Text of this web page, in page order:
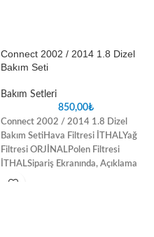
Connect 2002 / 2014 1.8 Dizel
Bakım Seti
Bakım Setleri
850,00₺
Connect 2002 / 2014 1.8 Dizel
Bakım SetiHava Filtresi İTHALYağ
Filtresi ORJİNAL Polen Filtresi
İTHALSipariş Ekranında, Açıklama
Bölümüne Şase Numarasını